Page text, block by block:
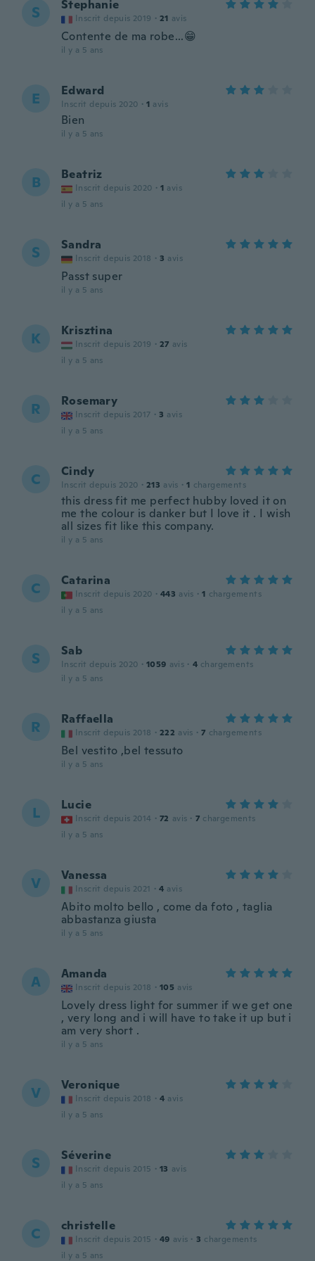
S Stephanie
Inscrit depuis 2019 · 21 avis
Contente de ma robe...😁
il y a 5 ans
E Edward
Inscrit depuis 2020 · 1 avis
Bien
il y a 5 ans
B Beatriz
Inscrit depuis 2020 · 1 avis
il y a 5 ans
S Sandra
Inscrit depuis 2018 · 3 avis
Passt super
il y a 5 ans
K Krisztina
Inscrit depuis 2019 · 27 avis
il y a 5 ans
R Rosemary
Inscrit depuis 2017 · 3 avis
il y a 5 ans
C Cindy
Inscrit depuis 2020 · 213 avis · 1 chargements
this dress fit me perfect hubby loved it on
me the colour is danker but I love it . I wish
all sizes fit like this company.
il y a 5 ans
C Catarina
Inscrit depuis 2020 · 443 avis · 1 chargements
il y a 5 ans
S Sab
Inscrit depuis 2020 · 1059 avis · 4 chargements
il y a 5 ans
R Raffaella
Inscrit depuis 2018 · 222 avis · 7 chargements
Bel vestito ,bel tessuto
il y a 5 ans
L Lucie
Inscrit depuis 2014 · 72 avis · 7 chargements
il y a 5 ans
V Vanessa
Inscrit depuis 2021 · 4 avis
Abito molto bello , come da foto , taglia
abbastanza giusta
il y a 5 ans
A Amanda
Inscrit depuis 2018 · 105 avis
Lovely dress light for summer if we get one
, very long and i will have to take it up but i
am very short .
il y a 5 ans
V Veronique
Inscrit depuis 2018 · 4 avis
il y a 5 ans
S Séverine
Inscrit depuis 2015 · 13 avis
il y a 5 ans
C christelle
Inscrit depuis 2015 · 49 avis · 3 chargements
il y a 5 ans